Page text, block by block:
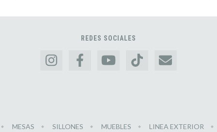
REDES SOCIALES
MESAS SILLONES MUEBLES LINEA EXTERIOR